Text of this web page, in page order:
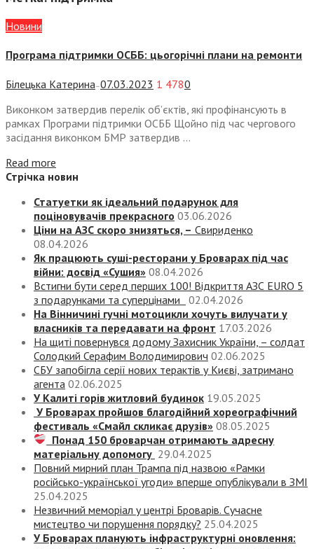
Новини
Програма підтримки ОСББ: цьогорічні плани на ремонти
Білецька Катерина —07.03.2023 1 4780
Виконком затвердив перелік об’єктів, які профінансують в
рамках Програми підтримки ОСББ Щойно під час чергового
засідання виконком БМР затвердив ...
Read more
Стрічка новин
Статуетки як ідеальний подарунок для
поціновувачів прекрасного 03.06.2026
Ціни на АЗС скоро знизяться, – Свириденко
08.04.2026
Як працюють суші-ресторани у Броварах під час
війни: досвід «Сушия» 08.04.2026
Встигни бути серед перших 100! Відкриття АЗС EURO 5
з подарунками та суперцінами
02.04.2026
На Вінничині гучні мотоцикли хочуть вилучати у
власників та передавати на фронт 17.03.2026
На щиті повернувся додому Захисник України, – солдат
Солодкий Серафим Володимирович 02.06.2025
СБУ запобігла серії нових терактів у Києві, затримано
агента 02.06.2025
У Калиті горів житловий будинок 19.05.2025
У Броварах пройшов благодійний хореографічний
фестиваль «Смайл скликає друзів» 08.05.2025
Понад 150 броварчан отримають адресну
матеріальну допомогу 29.04.2025
Повний мирний план Трампа під назвою «‎Рамки
російсько-української угоди» вперше опублікували в ЗМІ
25.04.2025
Незвичний меморіал у центрі Броварів. Сучасне
мистецтво чи порушення порядку? 25.04.2025
У Броварах планують інфраструктурні оновлення: